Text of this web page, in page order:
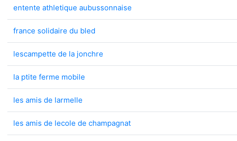
entente athletique aubussonnaise
france solidaire du bled
lescampette de la jonchre
la ptite ferme mobile
les amis de larmelle
les amis de lecole de champagnat